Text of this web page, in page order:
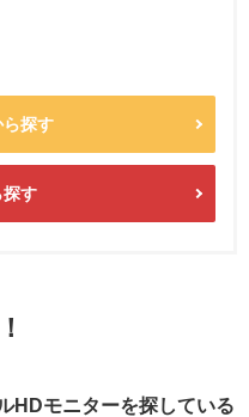
探す
探す
HDモニターを探している